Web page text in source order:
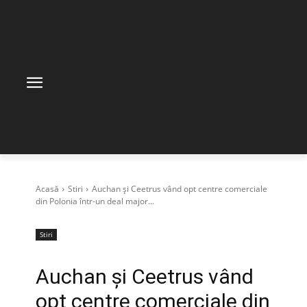
Acasă Stiri
Auchan și Ceetrus vând opt centre comerciale
din Polonia într-un deal major...
Stiri
Auchan și Ceetrus vând
opt centre comerciale din